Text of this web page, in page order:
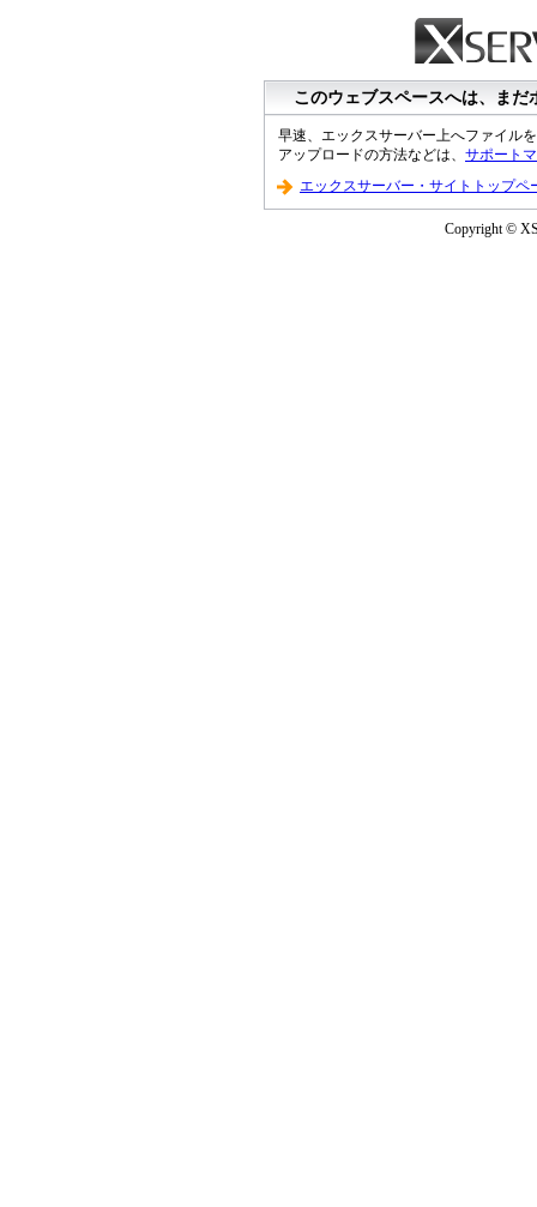
このウェブスペースへは、ま
早速、エックスサーバー上へファイル
アップロードの方法などは、 サポート
エックスサーバー・サイトトップペ
Copyright ©